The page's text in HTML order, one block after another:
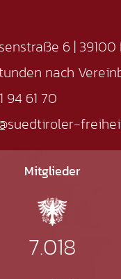
6 | 39100
nach
94 61 70
Mitglieder
7.018